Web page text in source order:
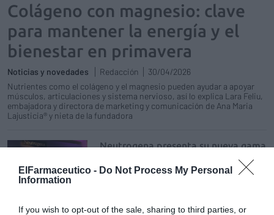
ElFarmaceutico - Do Not Process My Personal
Information
If you wish to opt-out of the sale, sharing to third parties, or
Colágeno con magnesio: clave
para mantener la energía y el
bienestar en primavera
Noticias y novedades Redacción
30/04/2026
Nutrientes como el colágeno y el magnesio pueden ayudar a apoyar
músculos, articulaciones y sistema nervioso, así lo explica Lara Feliu,
embajadora y directora de marketing y comunicación de Ana Maria
Lajusticia® y nieta de la fundadora
Neutrogena presenta su nueva gama
preserva el colágeno y mejora la
Paula Beltrán Rodríguez
06/11/2025